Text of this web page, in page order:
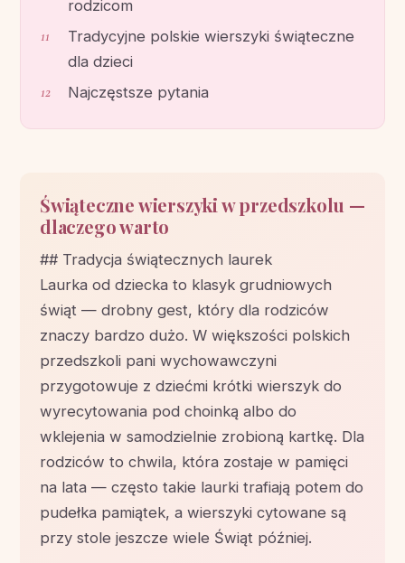
rodzicom
Tradycyjne polskie wierszyki świąteczne
dla dzieci
Najczęstsze pytania
Świąteczne wierszyki w przedszkolu —
dlaczego warto
## Tradycja świątecznych laurek
Laurka od dziecka to klasyk grudniowych
świąt — drobny gest, który dla rodziców
znaczy bardzo dużo. W większości polskich
przedszkoli pani wychowawczyni
przygotowuje z dziećmi krótki wierszyk do
wyrecytowania pod choinką albo do
wklejenia w samodzielnie zrobioną kartkę. Dla
rodziców to chwila, która zostaje w pamięci
na lata — często takie laurki trafiają potem do
pudełka pamiątek, a wierszyki cytowane są
przy stole jeszcze wiele Świąt później.